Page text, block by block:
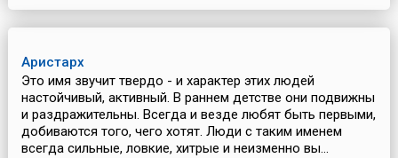
Аристарх
Это имя звучит твердо - и характер этих людей
настойчивый, активный. В раннем детстве они подвижны
и раздражительны. Всегда и везде любят быть первыми,
добиваются того, чего хотят. Люди с таким именем
всегда сильные, ловкие, хитрые и неизменно вы...